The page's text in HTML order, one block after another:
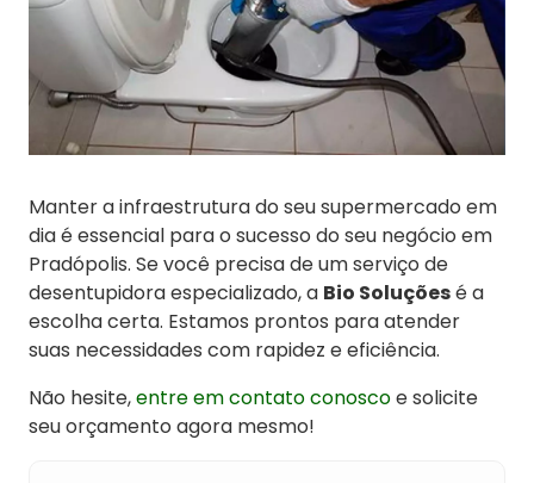
Manter a infraestrutura do seu supermercado em
dia é essencial para o sucesso do seu negócio em
Pradópolis. Se você precisa de um serviço de
desentupidora especializado, a Bio Soluçõesé a
escolha certa. Estamos prontos para atender
suas necessidades com rapidez e eficiência.
Não hesite,entre em contato conoscoe solicite
seu orçamento agora mesmo!